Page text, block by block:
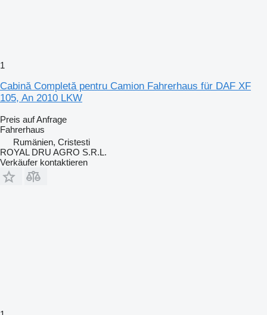
1
Cabină Completă pentru Camion Fahrerhaus für DAF XF
105, An 2010 LKW
Preis auf Anfrage
Fahrerhaus
Rumänien, Cristesti
ROYAL DRU AGRO S.R.L.
Verkäufer kontaktieren